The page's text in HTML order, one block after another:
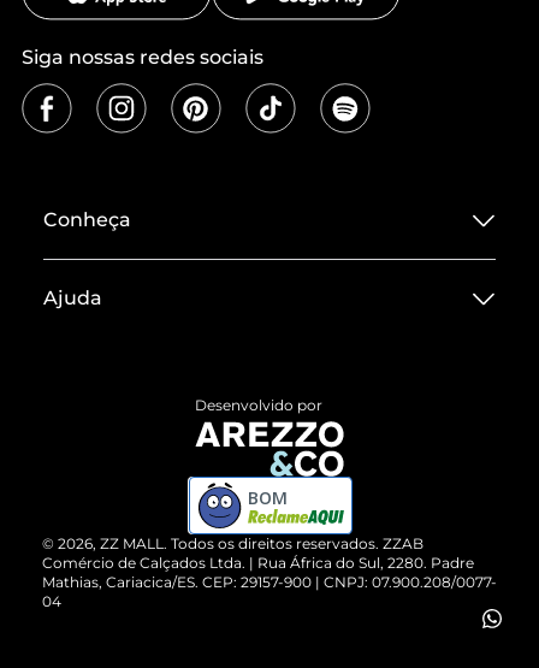
Siga nossas redes sociais
Conheça
Termos de Uso
ZZ MALL é confiável
Cartão Presente
Vendas Corporativas
Ajuda
Devolução do Produto
Compre pelo WhatsApp
© 2026, ZZ MALL. Todos os direitos reservados. ZZAB
Comércio de Calçados Ltda. | Rua África do Sul, 2280. Padre
Mathias, Cariacica/ES. CEP: 29157-900 | CNPJ: 07.900.208/0077-
04
Desenvolvido por
BOM